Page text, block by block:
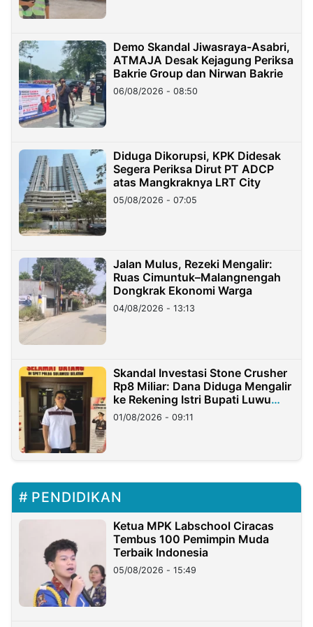
Demo Skandal Jiwasraya-Asabri,
ATMAJA Desak Kejagung Periksa
Bakrie Group dan Nirwan Bakrie
06/08/2026 - 08:50
Diduga Dikorupsi, KPK Didesak
Segera Periksa Dirut PT ADCP
atas Mangkraknya LRT City
05/08/2026 - 07:05
Jalan Mulus, Rezeki Mengalir:
Ruas Cimuntuk–Malangnengah
Dongkrak Ekonomi Warga
04/08/2026 - 13:13
Skandal Investasi Stone Crusher
Rp8 Miliar: Dana Diduga Mengalir
ke Rekening Istri Bupati Luwu
Timur
01/08/2026 - 09:11
PENDIDIKAN
Ketua MPK Labschool Ciracas
Tembus 100 Pemimpin Muda
Terbaik Indonesia
05/08/2026 - 15:49